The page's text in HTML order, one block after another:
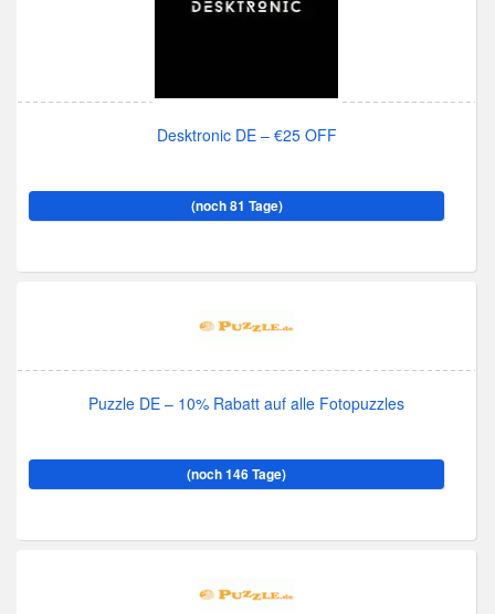
Desktronic DE – €25 OFF
(noch 81 Tage)
Puzzle DE – 10% Rabatt auf alle Fotopuzzles
(noch 146 Tage)